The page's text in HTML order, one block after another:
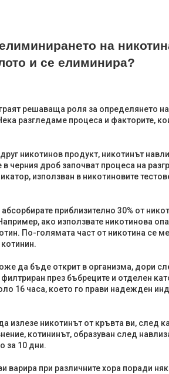
на
и се елиминира?
решаваща роля за определянето
разгледаме процеса и факторите,
никотинов продукт, никотинът
черния дроб започват процеса на
използван в никотиновите
приблизително 30% от
ако използвате никотинова
По-голямата част от никотина се
да бъде открит в организма, дори
през бъбреците и отделен
часа, което го прави надежден
излезе никотинът от кръвта ви, след
котининът, образуван след
за 10 дни.
варира при различните хора поради